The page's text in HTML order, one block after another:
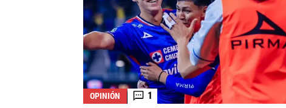
OPINIÓN 1